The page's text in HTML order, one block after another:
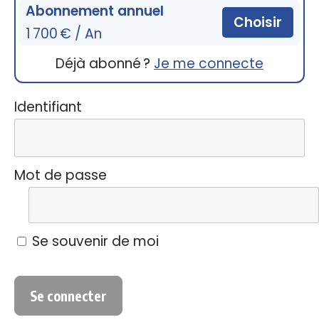
Abonnement annuel
1 700 € / An
Choisir
Déjà abonné ? Je me connecte
Identifiant
Mot de passe
Se souvenir de moi